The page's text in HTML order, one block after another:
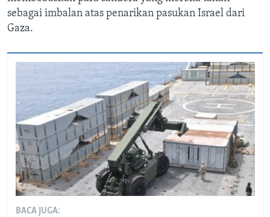
sebagai imbalan atas penarikan pasukan Israel dari
Gaza.
BACA JUGA: